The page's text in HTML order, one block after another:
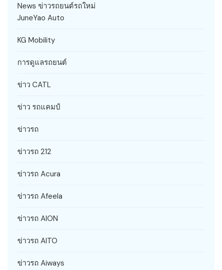
News ข่าวรถยนต์รถใหม่
JuneYao Auto
KG Mobility
การดูแลรถยนต์
ข่าว CATL
ข่าว รถแคมป์
ข่าวรถ
ข่าวรถ 212
ข่าวรถ Acura
ข่าวรถ Afeela
ข่าวรถ AION
ข่าวรถ AITO
ข่าวรถ Aiways